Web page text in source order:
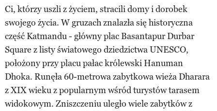
Ci, którzy uszli z życiem, stracili domy i dorobek
swojego życia. W gruzach znalazła się historyczna
część Katmandu - główny plac Basantapur Durbar
Square z listy światowego dziedzictwa UNESCO,
położony przy placu pałac królewski Hanuman
Dhoka. Runęła 60-metrowa zabytkowa wieża Dharara
z XIX wieku z popularnym wśród turystów tarasem
widokowym. Zniszczeniu uległo wiele zabytków z